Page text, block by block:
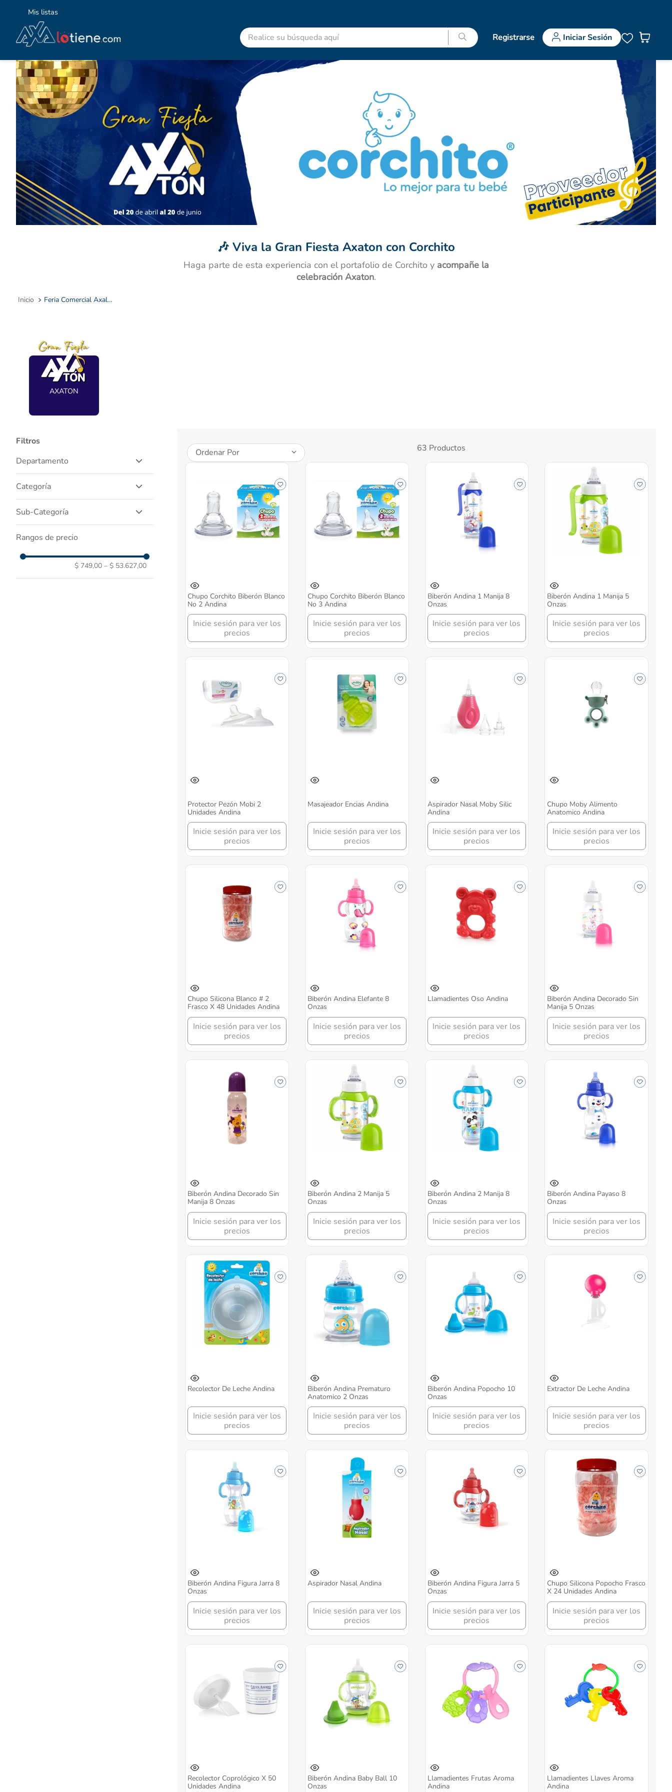
Mis listas
Realice su búsqueda aquí
Registrarse Iniciar Sesión
🎶 Viva la Gran Fiesta Axaton con Corchito
Haga parte de esta experiencia con el portafolio de Corchito y acompañe la
celebración Axaton.
Feria Comercial Axalotiene Andina
AXATON
Filtros
Departamento
Dispositivos Medicos
Maquillaje Y Belleza
Categoría
Maternidad
Unas
Panales Y Panitos
Medicamentos Genericos
Sub-Categoría
Vajilla Y Vaso Pitillo
Pezoneras Y Recolectores De
Llamadientes
Rangos de precio
$ 749,00 – $ 53.627,00
Ordenar Por 63 Productos
Chupo Corchito Biberón Blanco
No 2 Andina
Inicie sesión para ver los
precios
Chupo Corchito Biberón Blanco
No 3 Andina
Inicie sesión para ver los
precios
Biberón Andina 1 Manija 8
Onzas
Inicie sesión para ver los
precios
Biberón Andina 1 Manija 5
Onzas
Inicie sesión para ver los
precios
Protector Pezón Mobi 2
Unidades Andina
Inicie sesión para ver los
precios
Masajeador Encias Andina
Inicie sesión para ver los
precios
Aspirador Nasal Moby Silic
Andina
Inicie sesión para ver los
precios
Chupo Moby Alimento
Anatomico Andina
Inicie sesión para ver los
precios
Chupo Silicona Blanco # 2
Frasco X 48 Unidades Andina
Inicie sesión para ver los
precios
Biberón Andina Elefante 8
Onzas
Inicie sesión para ver los
precios
Llamadientes Oso Andina
Inicie sesión para ver los
precios
Biberón Andina Decorado Sin
Manija 5 Onzas
Inicie sesión para ver los
precios
Biberón Andina Decorado Sin
Manija 8 Onzas
Inicie sesión para ver los
precios
Biberón Andina 2 Manija 5
Onzas
Inicie sesión para ver los
precios
Biberón Andina 2 Manija 8
Onzas
Inicie sesión para ver los
precios
Biberón Andina Payaso 8
Onzas
Inicie sesión para ver los
precios
Recolector De Leche Andina
Inicie sesión para ver los
precios
Biberón Andina Prematuro
Anatomico 2 Onzas
Inicie sesión para ver los
precios
Biberón Andina Popocho 10
Onzas
Inicie sesión para ver los
precios
Extractor De Leche Andina
Inicie sesión para ver los
precios
Biberón Andina Figura Jarra 8
Onzas
Inicie sesión para ver los
precios
Aspirador Nasal Andina
Inicie sesión para ver los
precios
Biberón Andina Figura Jarra 5
Onzas
Inicie sesión para ver los
precios
Chupo Silicona Popocho Frasco
X 24 Unidades Andina
Inicie sesión para ver los
precios
Recolector Coprológico X 50
Unidades Andina
Biberón Andina Baby Ball 10
Onzas
Llamadientes Frutas Aroma
Andina
Llamadientes Llaves Aroma
Andina
advitabs
cyclofem
acetaminofen
colgate
shampoo
desodorante
pedialyte
clotrimazol